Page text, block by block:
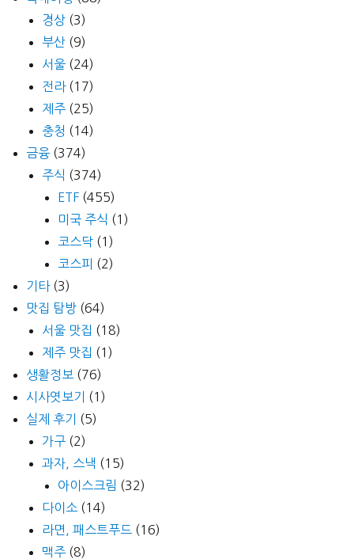
경상 (3)
부산 (9)
서울 (24)
전라(17)
제주 (25)
충청 (14)
금융 (374)
주식 (374)
ETF (455)
미국 주식 (1)
코스닥 (1)
코스피 (2)
기타(3)
맛집 탐방 (64)
서울 맛집 (18)
제주 맛집 (1)
생활정보 (76)
시사엿보기
(1)
실제 후기
(5)
가구 (2)
과자, 스낵 (15)
아이스크림 (32)
다이소 (14)
라면, 패스트푸드 (16)
맥주 (8)